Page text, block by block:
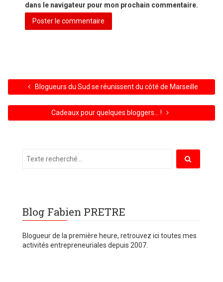
dans le navigateur pour mon prochain commentaire.
Blogueurs du Sud se réunissent du côté de Marseille
Cadeaux pour quelques bloggers… !
Blog Fabien PRETRE
Blogueur de la première heure, retrouvez ici toutes mes
activités entrepreneuriales depuis 2007.